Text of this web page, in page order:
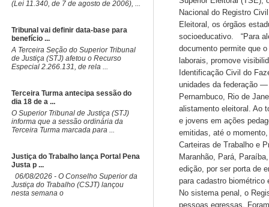
(Lei 11.340, de 7 de agosto de 2006), ...
Tribunal vai definir data-base para
benefício ...
​A Terceira Seção do Superior Tribunal
de Justiça (STJ) afetou o Recurso
Especial 2.266.131, de rela ...
Terceira Turma antecipa sessão do
dia 18 de a ...
​O Superior Tribunal de Justiça (STJ)
informa que a sessão ordinária da
Terceira Turma marcada para ...
Justiça do Trabalho lança Portal Pena
Justa p ...
06/08/2026 - O Conselho Superior da
Justiça do Trabalho (CSJT) lançou
nesta semana o
Nacional do Registro
Eleitoral, os órgãos
socioeducativo. “Para
documento permite que
laborais, promove
Identificação Civil do
unidades da federação
Pernambuco, Rio de
alistamento eleitoral. Ao
e jovens em ações
emitidas, até o
Carteiras de Trabalho e
Maranhão, Pará,
edição, por ser porta de
para cadastro
No sistema penal, o
pessoas egressas.